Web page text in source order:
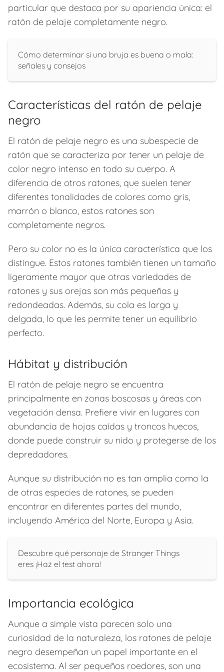
particular que destaca por su apariencia única: el
ratón de pelaje completamente negro.
Cómo determinar si una bruja es buena o mala:
señales y consejos
Características del ratón de pelaje
negro
El ratón de pelaje negro es una subespecie de
ratón que se caracteriza por tener un pelaje de
color negro intenso en todo su cuerpo. A
diferencia de otros ratones, que suelen tener
diferentes tonalidades de colores como gris,
marrón o blanco, estos ratones son
completamente negros.
Pero su color no es la única característica que los
distingue. Estos ratones también tienen un tamaño
ligeramente mayor que otras variedades de
ratones y sus orejas son más pequeñas y
redondeadas. Además, su cola es larga y
delgada, lo que les permite tener un equilibrio
perfecto.
Hábitat y distribución
El ratón de pelaje negro se encuentra
principalmente en zonas boscosas y áreas con
vegetación densa. Prefiere vivir en lugares con
abundancia de hojas caídas y troncos huecos,
donde puede construir su nido y protegerse de los
depredadores.
Aunque su distribución no es tan amplia como la
de otras especies de ratones, se pueden
encontrar en diferentes partes del mundo,
incluyendo América del Norte, Europa y Asia.
Descubre qué personaje de Stranger Things
eres ¡Haz el test ahora!
Importancia ecológica
Aunque a simple vista parecen solo una
curiosidad de la naturaleza, los ratones de pelaje
negro desempeñan un papel importante en el
ecosistema. Al ser pequeños roedores, son una